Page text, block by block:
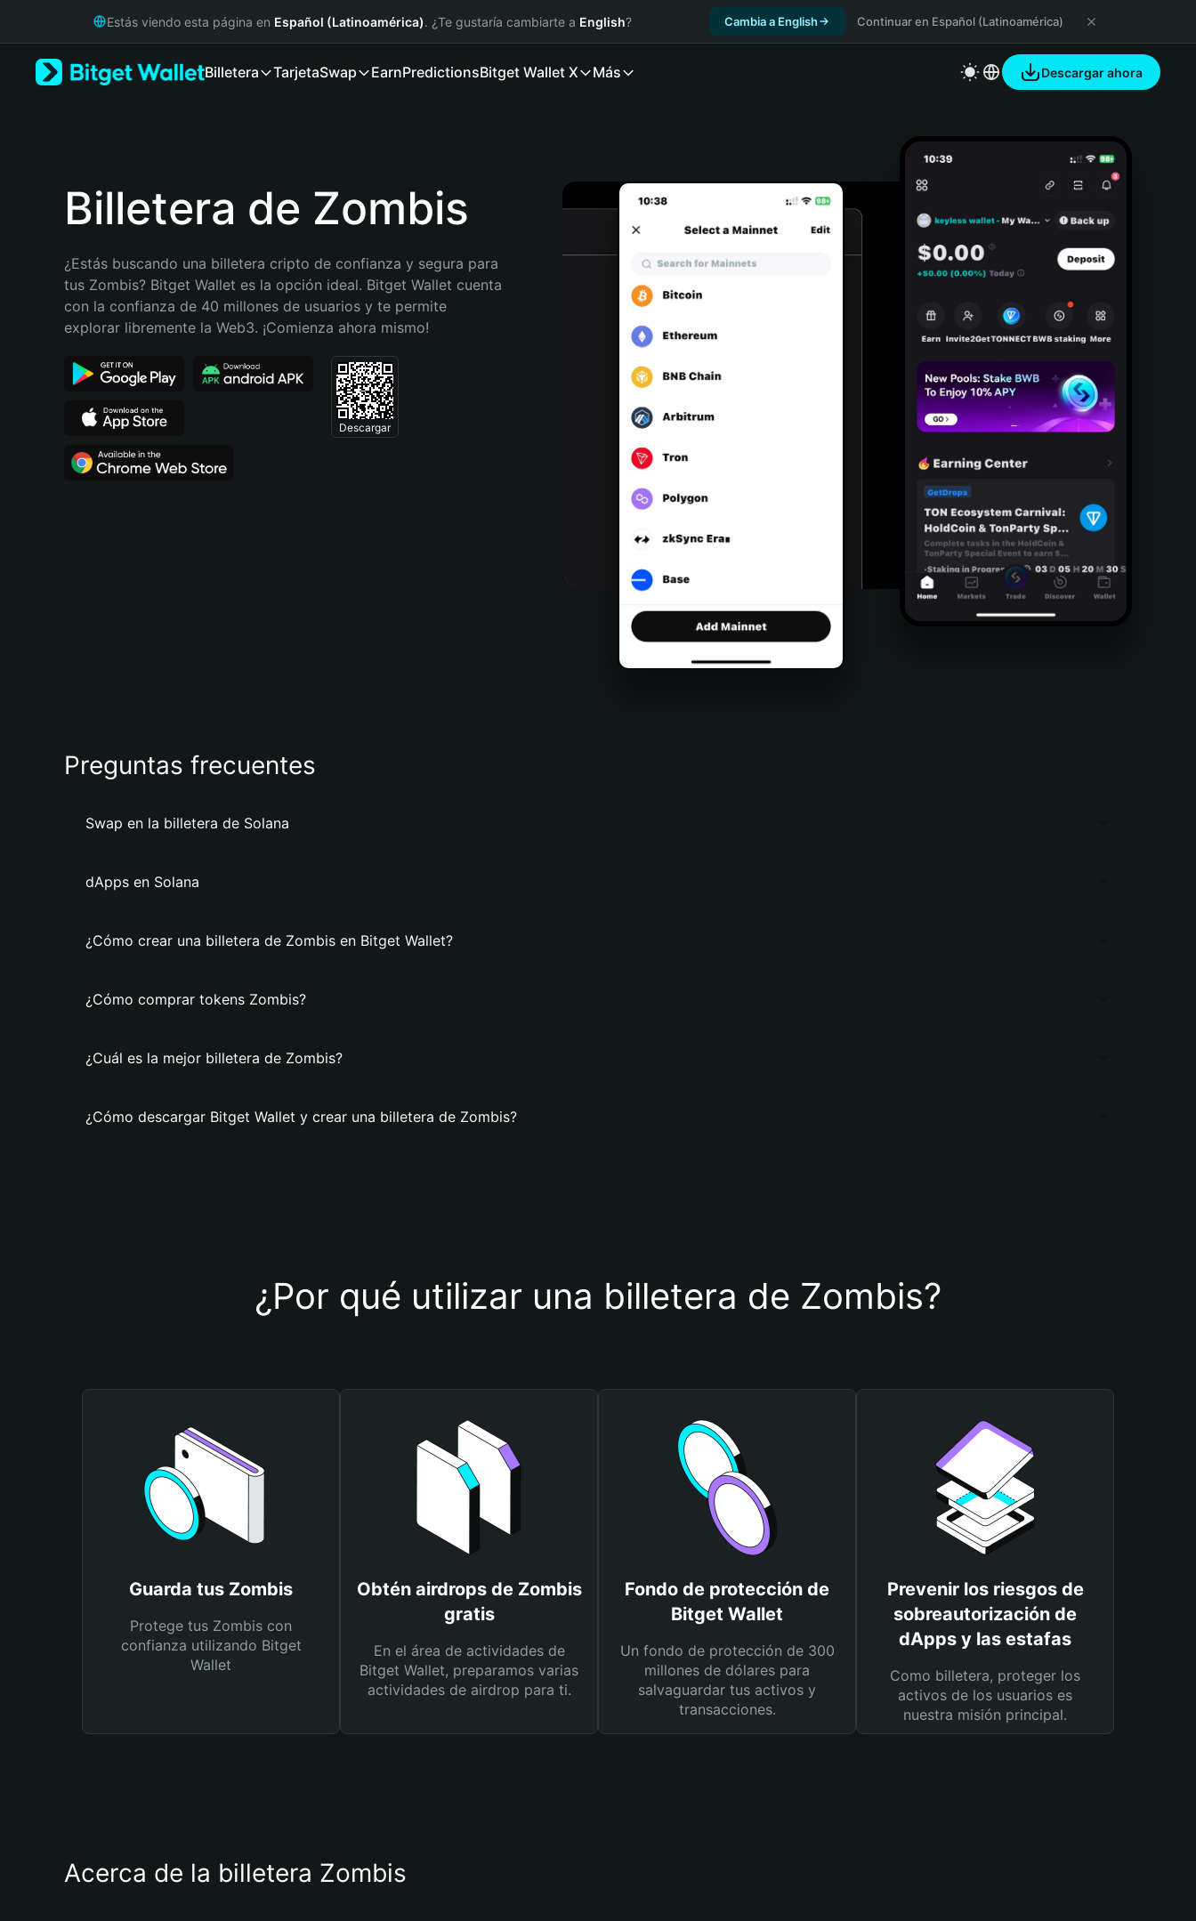
Русский
Bahasa Indonesia
Português (Brasil)
Estás viendo esta página en Español (Latinoamérica). ¿Te gustaría cambiarte a English? Cambia a English Continuar en Español (Latinoamérica)
Billetera TarjetaSwap EarnPredictionsBitget Wallet X Más Descargar ahora
Billetera de Zombis
¿Estás buscando una billetera cripto de confianza y segura para
tus Zombis? Bitget Wallet es la opción ideal. Bitget Wallet cuenta
con la confianza de 40 millones de usuarios y te permite
explorar libremente la Web3. ¡Comienza ahora mismo!
Descargar
Preguntas frecuentes
Swap en la billetera de Solana
dApps en Solana
¿Cómo crear una billetera de Zombis en Bitget Wallet?
¿Cómo comprar tokens Zombis?
¿Cuál es la mejor billetera de Zombis?
¿Cómo descargar Bitget Wallet y crear una billetera de Zombis?
¿Por qué utilizar una billetera de Zombis?
Guarda tus Zombis
Protege tus Zombis con
confianza utilizando Bitget
Wallet
Obtén airdrops de Zombis
gratis
En el área de actividades de
Bitget Wallet, preparamos varias
actividades de airdrop para ti.
Fondo de protección de
Bitget Wallet
Un fondo de protección de 300
millones de dólares para
salvaguardar tus activos y
transacciones.
Prevenir los riesgos de
sobreautorización de
dApps y las estafas
Como billetera, proteger los
activos de los usuarios es
nuestra misión principal.
Acerca de la billetera Zombis